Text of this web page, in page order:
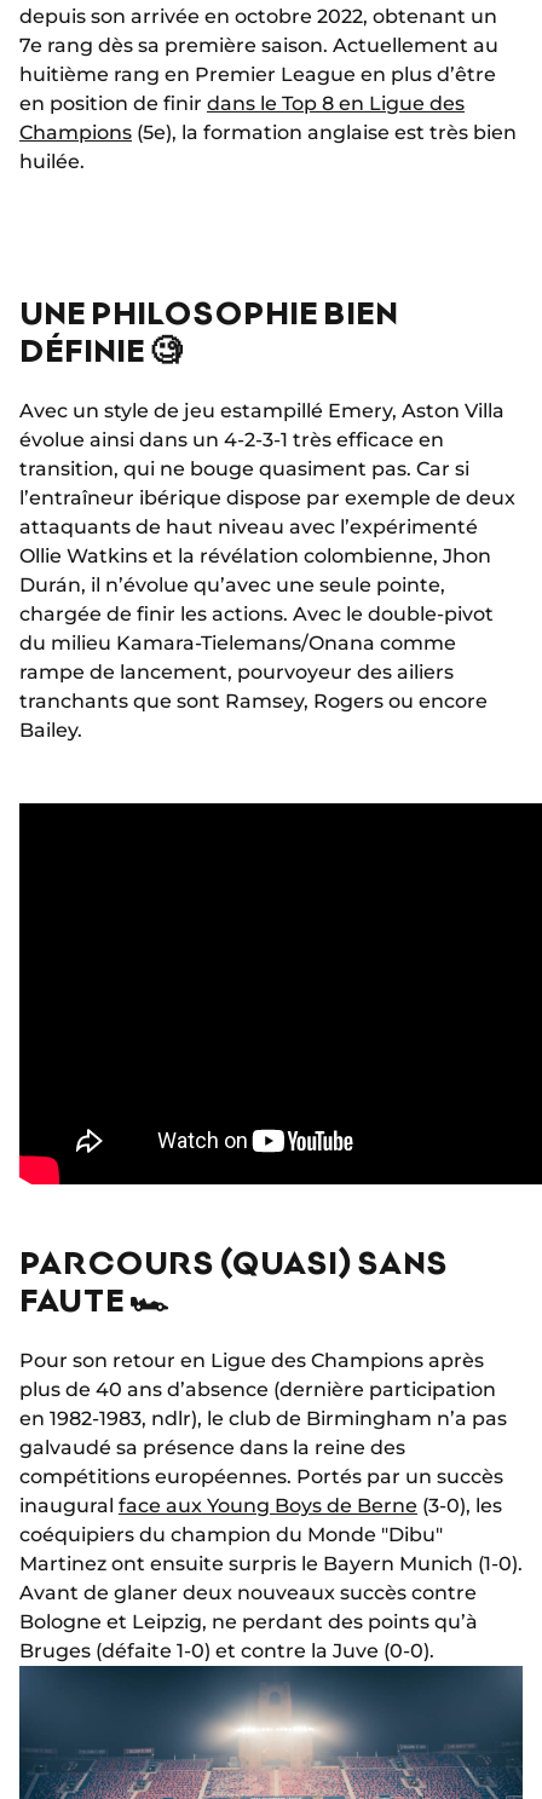
depuis son arrivée en octobre 2022, obtenant un
7e rang dès sa première saison. Actuellement au
huitième rang en Premier League en plus d’être
en position de finir dans le Top 8 en Ligue des
Champions (5e), la formation anglaise est très bien
huilée.
UNE PHILOSOPHIE BIEN
DÉFINIE 🧐
Avec un style de jeu estampillé Emery, Aston Villa
évolue ainsi dans un 4-2-3-1 très efficace en
transition, qui ne bouge quasiment pas. Car si
l’entraîneur ibérique dispose par exemple de deux
attaquants de haut niveau avec l’expérimenté
Ollie Watkins et la révélation colombienne, Jhon
Durán, il n’évolue qu’avec une seule pointe,
chargée de finir les actions. Avec le double-pivot
du milieu Kamara-Tielemans/Onana comme
rampe de lancement, pourvoyeur des ailiers
tranchants que sont Ramsey, Rogers ou encore
Bailey.
PARCOURS (QUASI) SANS
FAUTE 🏎️
Pour son retour en Ligue des Champions après
plus de 40 ans d’absence (dernière participation
en 1982-1983, ndlr), le club de Birmingham n’a pas
galvaudé sa présence dans la reine des
compétitions européennes. Portés par un succès
inaugural face aux Young Boys de Berne (3-0), les
coéquipiers du champion du Monde "Dibu"
Martinez ont ensuite surpris le Bayern Munich (1-0).
Avant de glaner deux nouveaux succès contre
Bologne et Leipzig, ne perdant des points qu’à
Bruges (défaite 1-0) et contre la Juve (0-0).